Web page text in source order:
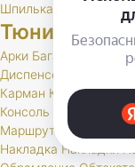
Шпилька
Тюнинг и
Арки Багажник
Диспенсер
Карман Карманы
Консоль
Маршрутный
Накладка Накладки